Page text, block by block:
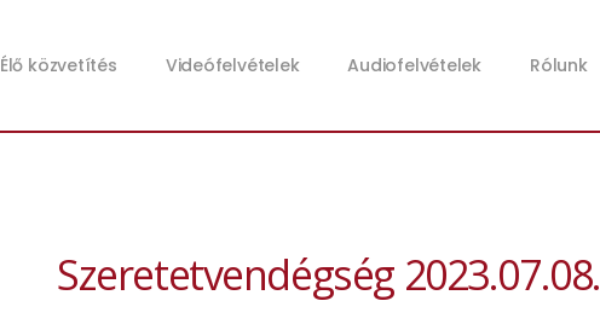
Élő közvetítés Videófelvételek Audiofelvételek Rólunk
Szeretetvendégség 2023.07.08.